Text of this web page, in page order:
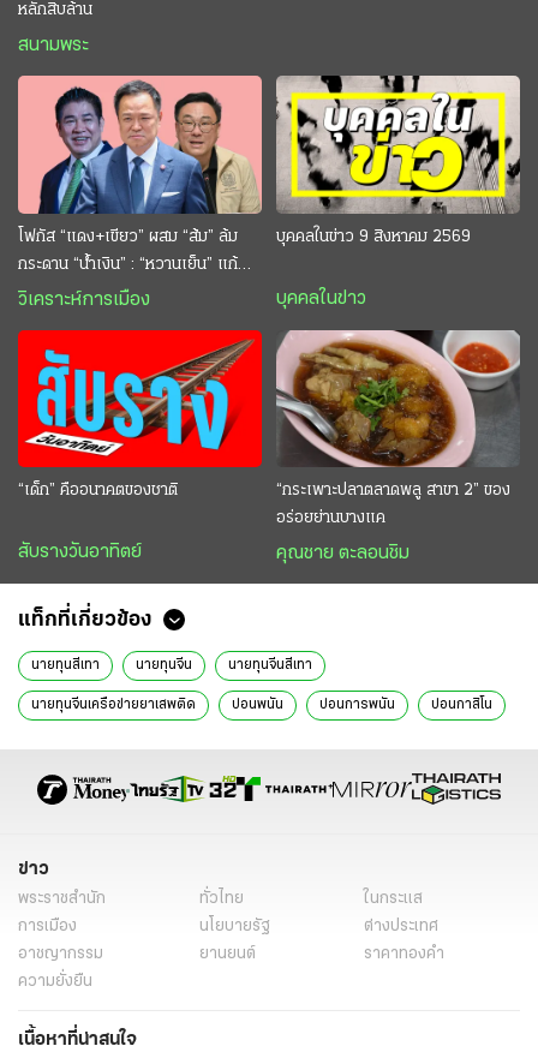
หลักสิบล้าน
สนามพระ
โฟกัส “แดง+เขียว” ผสม “ส้ม” ล้ม
กระดาน “นํ้าเงิน” : “หวานเย็น” แก้
กระหาย “อนุทิน” ดักตีกินสบาย
วิเคราะห์การเมือง
บุคคลในข่าว 9 สิงหาคม 2569
บุคคลในข่าว
“เด็ก” คืออนาคตของชาติ
สับรางวันอาทิตย์
“กระเพาะปลาตลาดพลู สาขา 2” ของ
อร่อยย่านบางแค
คุณชาย ตะลอนชิม
แท็กที่เกี่ยวข้อง
นายทุนสีเทา นายทุนจีน นายทุนจีนสีเทา
นายทุนจีนเครือข่ายยาเสพติด บ่อนพนัน บ่อนการพนัน บ่อนกาสิโน
กากบาท ยำตำรวจหั่นดอกไม้และกระบอง ข่าววันนี้
ข่าว
พระราชสำนัก ทั่วไทย
ในกระแส
การเมือง
นโยบายรัฐ
ต่างประเทศ
อาชญากรรม
ยานยนต์
ราคาทองคำ
ความยั่งยืน
เนื้อหาที่น่าสนใจ